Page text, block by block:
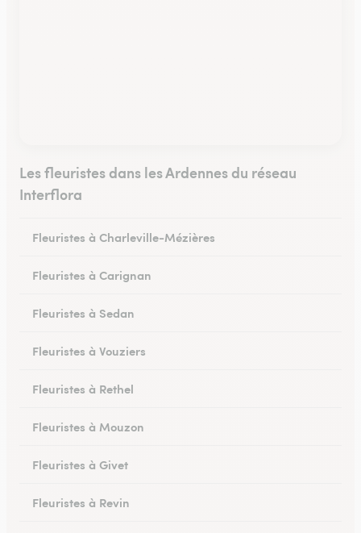
Les fleuristes dans les Ardennes du réseau
Interflora
Fleuristes à Charleville-Mézières
Fleuristes à Carignan
Fleuristes à Sedan
Fleuristes à Vouziers
Fleuristes à Rethel
Fleuristes à Mouzon
Fleuristes à Givet
Fleuristes à Revin